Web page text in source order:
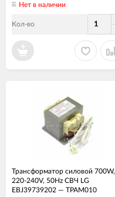
Нет в наличии
Кол-во
Трансформатор силовой 700W,
220-240V, 50Hz СВЧ LG
EBJ39739202 — ТРАМ010